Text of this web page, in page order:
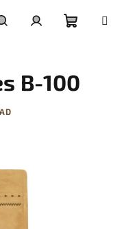
košík
B-100